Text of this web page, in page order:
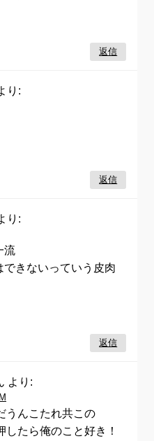
返信
り:
返信
り:
流
きないっていう皮肉
返信
より:
うんこたれ共この
たら俺のこと好き！